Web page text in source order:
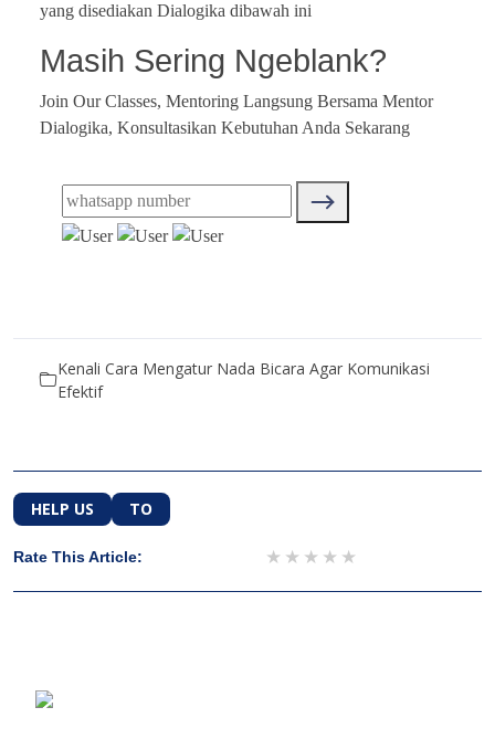
yang disediakan Dialogika dibawah ini
Masih Sering Ngeblank?
Join Our Classes, Mentoring Langsung Bersama Mentor
Dialogika, Konsultasikan Kebutuhan Anda Sekarang
Kenali Cara Mengatur Nada Bicara Agar Komunikasi
Efektif
HELP US TO
Rate This Article: 4 stars
3 stars
2 stars
1 star